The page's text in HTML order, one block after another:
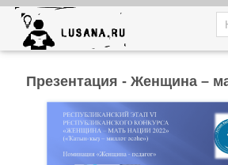
Презентация - Женщина –